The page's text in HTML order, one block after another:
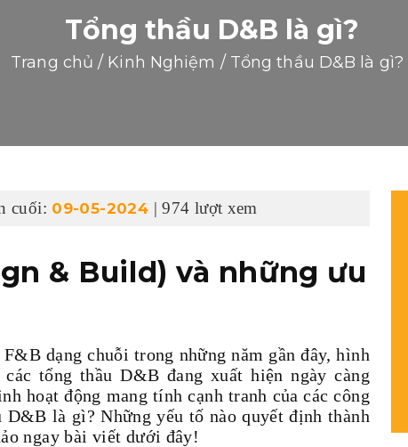
Tổng thầu D&B là gì?
Trang chủ / Kinh Nghiệm / Tổng thầu D&B là gì?
cuối: 09-05-2024 | 974 lượt xem
& Build) và những ưu
dạng chuỗi trong những năm gần đây, hình
tổng thầu D&B đang xuất hiện ngày càng
hoạt động mang tính cạnh tranh của các công
là gì? Những yếu tố nào quyết định thành
ngay bài viết dưới đây!